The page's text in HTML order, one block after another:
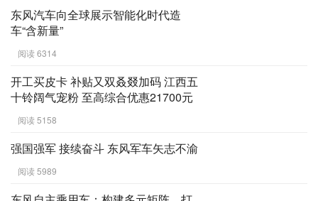
东风汽车向全球展示智能化时代造
车“含新量”
阅读 6314
开工买皮卡 补贴又双叒叕加码 江西五
十铃阔气宠粉 至高综合优惠21700元
阅读 5158
强国强军 接续奋斗 东风军车矢志不渝
阅读 5989